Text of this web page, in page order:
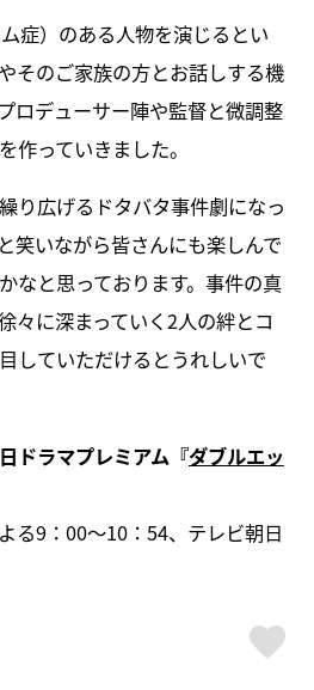
症）のある人物を演じるとい
そのご家族の方とお話しする機
ロデューサー陣や監督と微調整
作っていきました。
り広げるドタバタ事件劇になっ
笑いながら皆さんにも楽しんで
なと思っております。事件の真
々に深まっていく2人の絆とコ
していただけるとうれしいで
ドラマプレミアム『ダブルエッ
る9：00～10：54、テレビ朝日